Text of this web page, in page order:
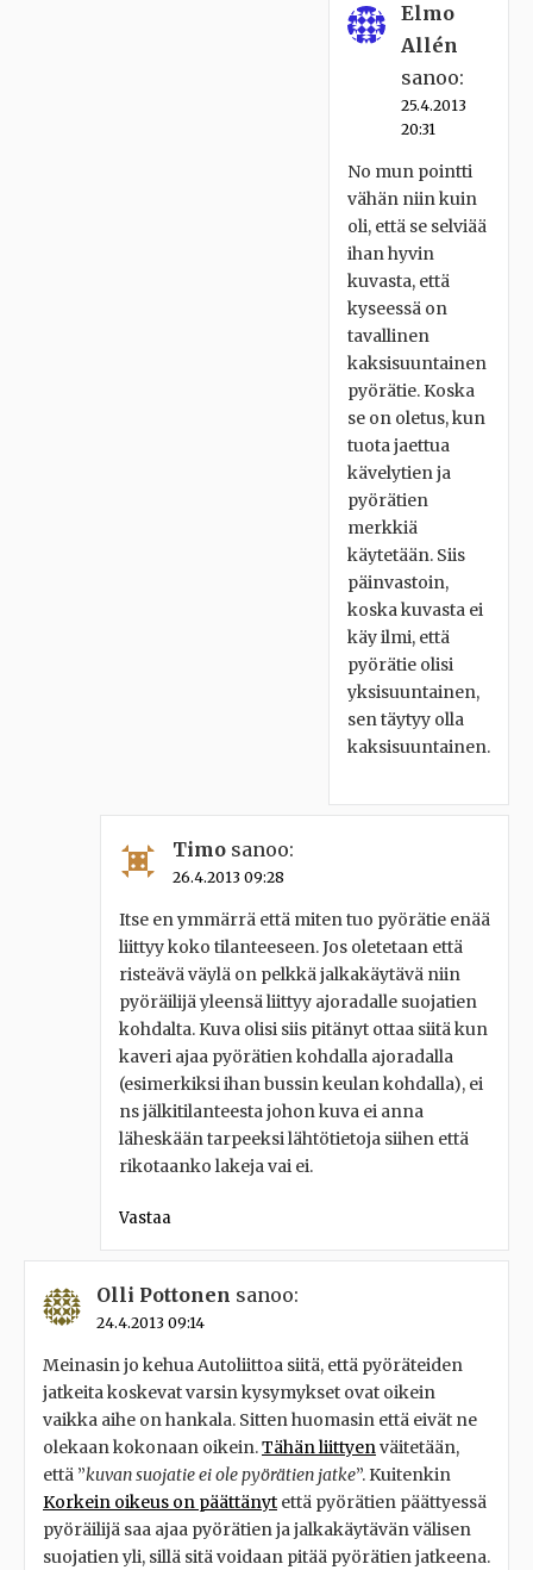
Elmo
Allén
sanoo:
25.4.2013
20:31
No mun pointti
vähän niin kuin
oli, että se selviää
ihan hyvin
kuvasta, että
kyseessä on
tavallinen
kaksisuuntainen
pyörätie. Koska
se on oletus, kun
tuota jaettua
kävelytien ja
pyörätien
merkkiä
käytetään. Siis
päinvastoin,
koska kuvasta ei
käy ilmi, että
pyörätie olisi
yksisuuntainen,
sen täytyy olla
kaksisuuntainen.
Timo sanoo:
26.4.2013 09:28
Itse en ymmärrä että miten tuo pyörätie enää
liittyy koko tilanteeseen. Jos oletetaan että
risteävä väylä on pelkkä jalkakäytävä niin
pyöräilijä yleensä liittyy ajoradalle suojatien
kohdalta. Kuva olisi siis pitänyt ottaa siitä kun
kaveri ajaa pyörätien kohdalla ajoradalla
(esimerkiksi ihan bussin keulan kohdalla), ei
ns jälkitilanteesta johon kuva ei anna
läheskään tarpeeksi lähtötietoja siihen että
rikotaanko lakeja vai ei.
Vastaa
Olli Pottonen sanoo:
24.4.2013 09:14
Meinasin jo kehua Autoliittoa siitä, että pyöräteiden
jatkeita koskevat varsin kysymykset ovat oikein
vaikka aihe on hankala. Sitten huomasin että eivät ne
olekaan kokonaan oikein.Tähän liittyenväitetään,
että ”kuvan suojatie ei ole pyörätien jatke”. Kuitenkin
Korkein oikeus on päättänyt että pyörätien päättyessä
pyöräilijä saa ajaa pyörätien ja jalkakäytävän välisen
suojatien yli, sillä sitä voidaan pitää pyörätien jatkeena.